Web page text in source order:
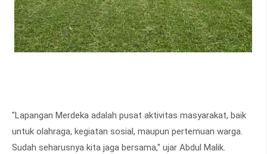
"Lapangan Merdeka adalah pusat aktivitas masyarakat, baik
untuk olahraga, kegiatan sosial, maupun pertemuan warga.
Sudah seharusnya kita jaga bersama," ujar Abdul Malik.